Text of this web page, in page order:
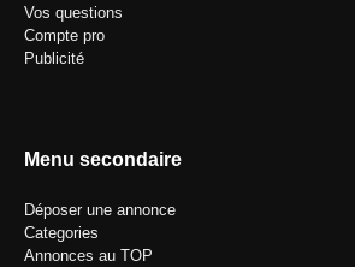
Vos questions
Compte pro
Publicité
Menu secondaire
Déposer une annonce
Categories
Annonces au TOP